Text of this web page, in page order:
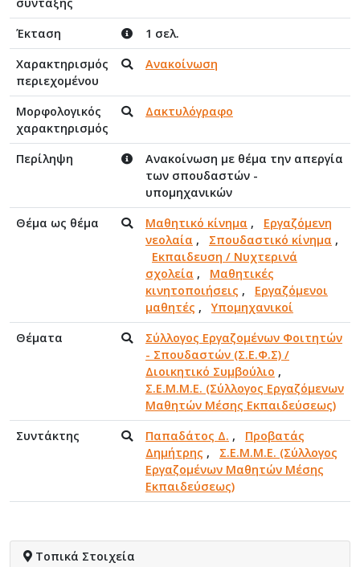
Έκταση
1 σελ.
Χαρακτηρισμός
περιεχομένου
Ανακοίνωση
Μορφολογικός
χαρακτηρισμός
Δακτυλόγραφο
Περίληψη
Ανακοίνωση με θέμα την απεργία
των σπουδαστών -
υπομηχανικών
Θέμα ως θέμα
Μαθητικό κίνημα , Εργαζόμενη
νεολαία , Σπουδαστικό κίνημα ,
Εκπαιδευση / Νυχτερινά
σχολεία , Μαθητικές
κινητοποιήσεις , Εργαζόμενοι
μαθητές ,Υπομηχανικοί
Θέματα
Σύλλογος Εργαζομένων Φοιτητών
- Σπουδαστών (Σ.Ε.Φ.Σ) /
Διοικητικό Συμβούλιο ,
Σ.Ε.Μ.Μ.Ε. (Σύλλογος Εργαζόμενων
Μαθητών Μέσης Εκπαιδεύσεως)
Συντάκτης
Παπαδάτος Δ. , Προβατάς
Δημήτρης , Σ.Ε.Μ.Μ.Ε. (Σύλλογος
Εργαζομένων Μαθητών Μέσης
Εκπαιδεύσεως)
Τοπικά Στοιχεία